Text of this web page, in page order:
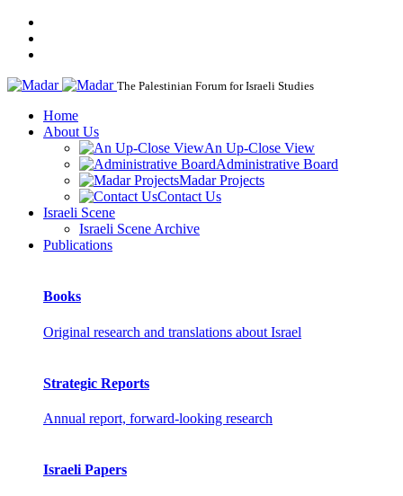
The Palestinian Forum for Israeli Studies
Home
About Us
An Up-Close View
Administrative Board
Madar Projects
Contact Us
Israeli Scene
Israeli Scene Archive
Publications
Books
Original research and translations about Israel
Strategic Reports
Annual report, forward-looking research
Israeli Papers